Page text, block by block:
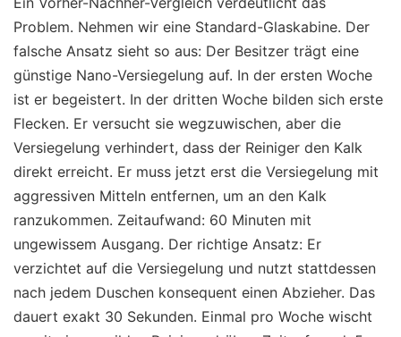
Problem. Nehmen wir eine Standard-Glaskabine. Der
falsche Ansatz sieht so aus: Der Besitzer trägt eine
günstige Nano-Versiegelung auf. In der ersten Woche
ist er begeistert. In der dritten Woche bilden sich erste
Flecken. Er versucht sie wegzuwischen, aber die
Versiegelung verhindert, dass der Reiniger den Kalk
direkt erreicht. Er muss jetzt erst die Versiegelung mit
aggressiven Mitteln entfernen, um an den Kalk
ranzukommen. Zeitaufwand: 60 Minuten mit
ungewissem Ausgang. Der richtige Ansatz: Er
verzichtet auf die Versiegelung und nutzt stattdessen
nach jedem Duschen konsequent einen Abzieher. Das
dauert exakt 30 Sekunden. Einmal pro Woche wischt